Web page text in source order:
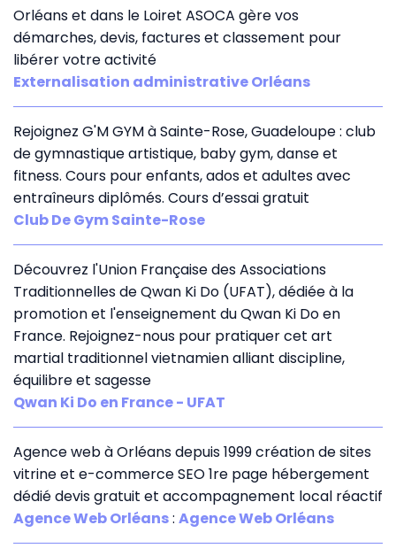
Orléans et dans le Loiret ASOCA gère vos
démarches, devis, factures et classement pour
libérer votre activité
Externalisation administrative Orléans
Rejoignez G'M GYM à Sainte-Rose, Guadeloupe : club
de gymnastique artistique, baby gym, danse et
fitness. Cours pour enfants, ados et adultes avec
entraîneurs diplômés. Cours d’essai gratuit
Club De Gym Sainte-Rose
Découvrez l'Union Française des Associations
Traditionnelles de Qwan Ki Do (UFAT), dédiée à la
promotion et l'enseignement du Qwan Ki Do en
France. Rejoignez-nous pour pratiquer cet art
martial traditionnel vietnamien alliant discipline,
équilibre et sagesse
Qwan Ki Do en France - UFAT
Agence web à Orléans depuis 1999 création de sites
vitrine et e-commerce SEO 1re page hébergement
dédié devis gratuit et accompagnement local réactif
Agence Web Orléans: Agence Web Orléans